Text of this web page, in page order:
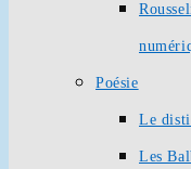
Poésie
Le
Les